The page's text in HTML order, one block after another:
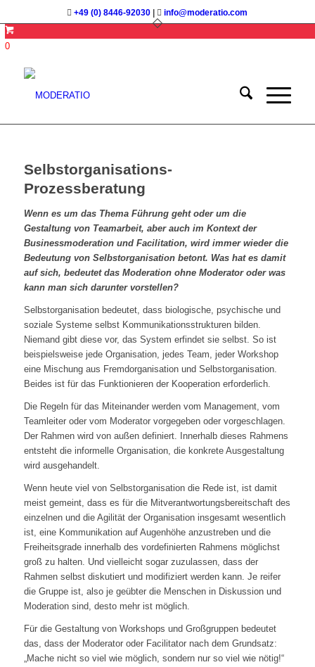
+49 (0) 8446-92030 info@moderatio.com
0
Selbstorganisations-
Prozessberatung
Wenn es um das Thema Führung geht oder um die
Gestaltung von Teamarbeit, aber auch im Kontext der
Businessmoderation und Facilitation, wird immer wieder die
Bedeutung von Selbstorganisation betont. Was hat es damit
auf sich, bedeutet das Moderation ohne Moderator oder was
kann man sich darunter vorstellen?
Selbstorganisation bedeutet, dass biologische, psychische und
soziale Systeme selbst Kommunikationsstrukturen bilden.
Niemand gibt diese vor, das System erfindet sie selbst. So ist
beispielsweise jede Organisation, jedes Team, jeder Workshop
eine Mischung aus Fremdorganisation und Selbstorganisation.
Beides ist für das Funktionieren der Kooperation erforderlich.
Die Regeln für das Miteinander werden vom Management, vom
Teamleiter oder vom Moderator vorgegeben oder vorgeschlagen.
Der Rahmen wird von außen definiert. Innerhalb dieses Rahmens
entsteht die informelle Organisation, die konkrete Ausgestaltung
wird ausgehandelt.
Wenn heute viel von Selbstorganisation die Rede ist, ist damit
meist gemeint, dass es für die Mitverantwortungsbereitschaft des
einzelnen und die Agilität der Organisation insgesamt wesentlich
ist, eine Kommunikation auf Augenhöhe anzustreben und die
Freiheitsgrade innerhalb des vordefinierten Rahmens möglichst
groß zu halten. Und vielleicht sogar zuzulassen, dass der
Rahmen selbst diskutiert und modifiziert werden kann. Je reifer
die Gruppe ist, also je geübter die Menschen in Diskussion und
Moderation sind, desto mehr ist möglich.
Für die Gestaltung von Workshops und Großgruppen bedeutet
das, dass der Moderator oder Facilitator nach dem Grundsatz:
„Mache nicht so viel wie möglich, sondern nur so viel wie nötig!“